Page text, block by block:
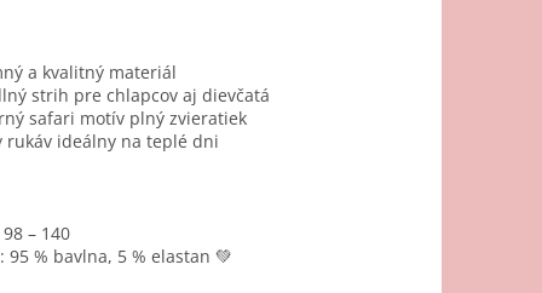
a kvalitný materiál
strih pre chlapcov aj dievčatá
safari motív plný zvieratiek
rukáv ideálny na teplé dni
– 140
95 % bavlna, 5 % elastan 💚